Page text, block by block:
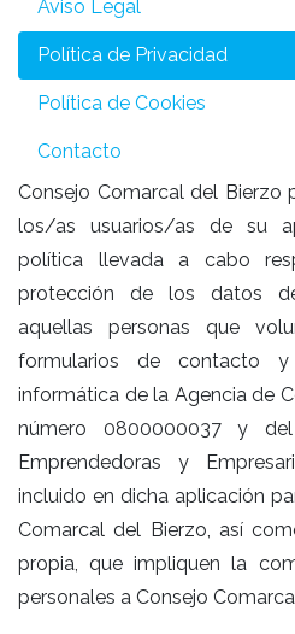
Aviso Legal
Política de Privacidad
Política de Cookies
Contacto
Consejo Comarcal del Bierzo
los/as usuarios/as de su
política llevada a cabo
protección de los datos
aquellas personas que
formularios de contacto
informática de la Agencia de
número 0800000037 y
Emprendedoras y
incluido en dicha aplicación
Comarcal del Bierzo, así
propia, que impliquen la
personales a Consejo